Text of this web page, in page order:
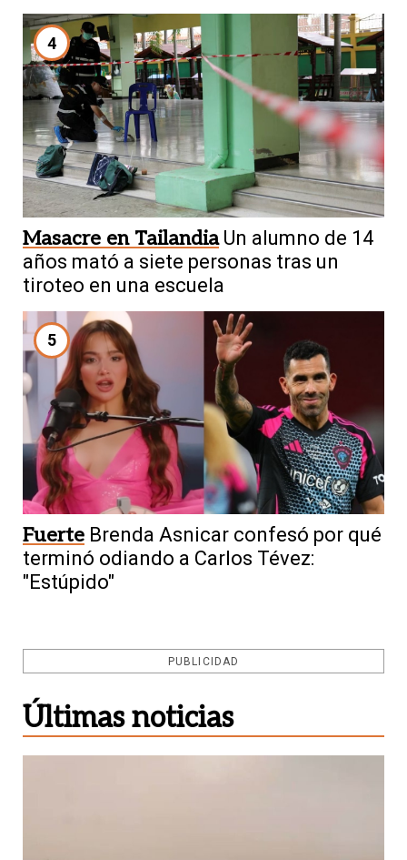
4
Masacre en Tailandia Un alumno de 14
años mató a siete personas tras un
tiroteo en una escuela
5
Fuerte Brenda Asnicar confesó por qué
terminó odiando a Carlos Tévez:
"Estúpido"
PUBLICIDAD
Últimas noticias